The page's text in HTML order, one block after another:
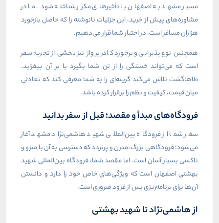
مسیر مشهد به اصفهان با تأخیرهای مکرر شناخته شود. ما در
مشاوره‌های پیش از خرید، این جزئیات نانوشته را که حاصل بازخورد
هزاران مسافر است، در اختیار شما قرار می‌دهیم.
همچنین نوع پذیرایی و برخورد کادر پرواز نیز بخشی از تجربه سفر
است که می‌تواند خستگی را از تن شما بگیرد یا بر آن بیفزاید.
طاهاگشت تلاش می‌کند گزینه‌ای را به شما معرفی کند که تعادلی
میان قیمت، کیفیت و نظم را برقرار کرده باشد.
فرودگاه‌های مبدأ و مقصد؛ قبل از سفر بدانید
سفر شما از فرودگاه بین‌المللی شهید هاشمی‌نژاد مشهد آغاز
می‌شود؛ فرودگاهی بزرگ، مدرن و پرتردد که دسترسی به آن با مترو و
تاکسی بسیار آسان است. اما مقصد شما، فرودگاه بین‌المللی شهید
بهشتی اصفهان است که ویژگی‌های خاص خود را دارد و دانستن
آن‌ها برای برنامه‌ریزی پس از فرود ضروری است.
از هاشمی‌نژاد تا شهید بهشتی